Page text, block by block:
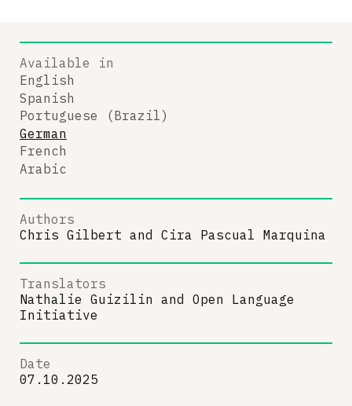
Available in
English
Spanish
Portuguese (Brazil)
German
French
Arabic
Authors
Chris Gilbert and Cira Pascual Marquina
Translators
Nathalie Guizilin and Open Language
Initiative
Date
07.10.2025